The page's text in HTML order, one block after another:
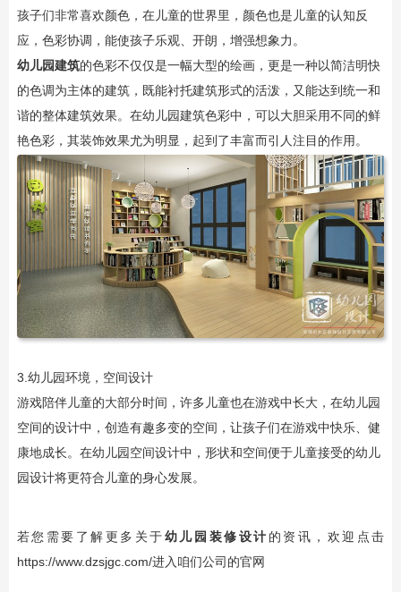
孩子们非常喜欢颜色，在儿童的世界里，颜色也是儿童的认知反
应，色彩协调，能使孩子乐观、开朗，增强想象力。
幼儿园建筑的色彩不仅仅是一幅大型的绘画，更是一种以简洁明快
的色调为主体的建筑，既能衬托建筑形式的活泼，又能达到统一和
谐的整体建筑效果。在幼儿园建筑色彩中，可以大胆采用不同的鲜
艳色彩，其装饰效果尤为明显，起到了丰富而引人注目的作用。
3.幼儿园环境，空间设计
游戏陪伴儿童的大部分时间，许多儿童也在游戏中长大，在幼儿园
空间的设计中，创造有趣多变的空间，让孩子们在游戏中快乐、健
康地成长。在幼儿园空间设计中，形状和空间便于儿童接受的幼儿
园设计将更符合儿童的身心发展。
若您需要了解更多关于幼儿园装修设计 的资讯，欢迎点击
https://www.dzsjgc.com/进入咱们公司的官网